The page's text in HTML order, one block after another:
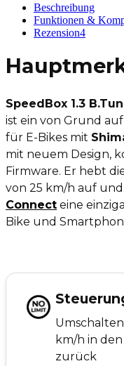
Beschreibung
Funktionen &
Rezension4
SpeedBox 1.3
ist ein von Grund
für E-Bikes mit
mit neuem Design,
Firmware. Er hebt
von 25 km/h auf
Connect eine
Bike und
km/h in
zurück